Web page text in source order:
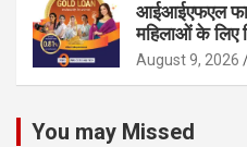
आईआईएफएल
महिलाओं के लिए
August 9, 2026
You may Missed